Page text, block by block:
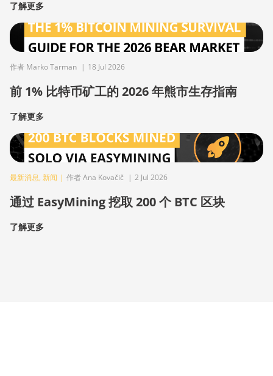
了解更多
作者 Marko Tarman | 18 Jul 2026
前 1% 比特币矿工的 2026 年熊市生存指南
了解更多
最新消息, 新闻 | 作者 Ana Kovačič | 2 Jul 2026
通过 EasyMining 挖取 200 个 BTC 区块
了解更多